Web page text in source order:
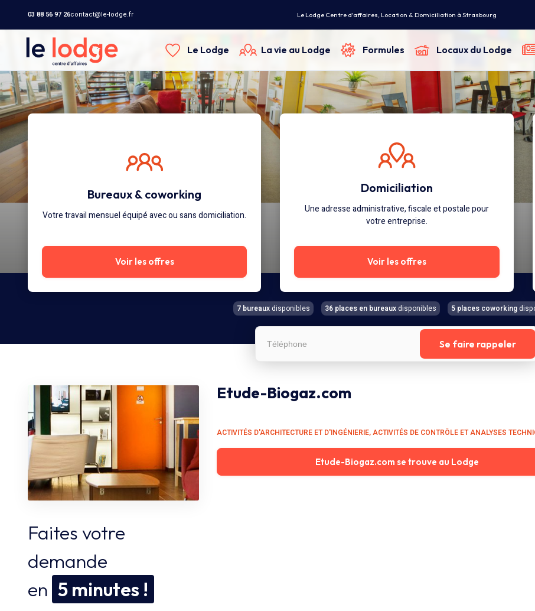
03 88 56 97 26contact@le-lodge.fr Le Lodge Centre d'affaires, Location & Domiciliation à Strasbourg
Le Lodge La vie au Lodge Formules Locaux du Lodge
Bureaux & coworking
Votre travail mensuel équipé avec ou sans domiciliation.
Voir les offres
Domiciliation
Une adresse administrative, fiscale et postale pour
votre entreprise.
Voir les offres
7 bureauxdisponibles 36 places en bureauxdisponibles 5 places coworking
Se faire rappeler
Faites votre
demande
en 5 minutes !
Etude-Biogaz.com
ACTIVITÉS D'ARCHITECTURE ET D'INGÉNIERIE, ACTIVITÉS DE CONTRÔLE ET ANALYSES
Etude-Biogaz.com se trouve au Lodge